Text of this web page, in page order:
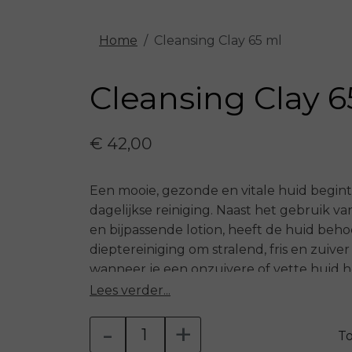
Home Cleansing Clay 65 ml
Cleansing Clay
€ 42,00
Een mooie, gezonde en vitale huid
dagelijkse reiniging. Naast het gebruik
en bijpassende lotion, heeft de huid
dieptereiniging om stralend, fris en
wanneer je een onzuivere of vette huid
huid. Dan biedt hannah Cleansing Clay
Cleansing Clay is een uniek, diep
uitzonderlijk rijke kleisoorten, te weten
Lees verder...
- +